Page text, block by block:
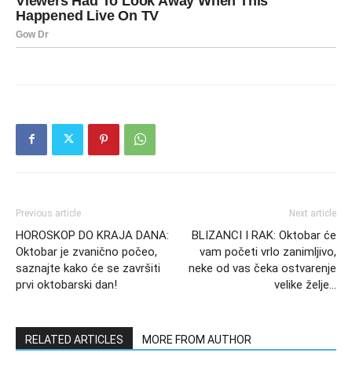
Previous article
HOROSKOP DO KRAJA DANA:
Oktobar je zvanično počeo,
saznajte kako će se završiti
prvi oktobarski dan!
Next article
BLIZANCI I RAK: Oktobar će
vam početi vrlo zanimljivo,
neke od vas čeka ostvarenje
velike želje…
RELATED ARTICLES MORE FROM AUTHOR